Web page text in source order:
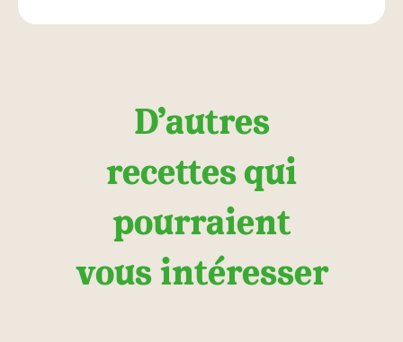
D’autres
recettes qui
pourraient
vous intéresser